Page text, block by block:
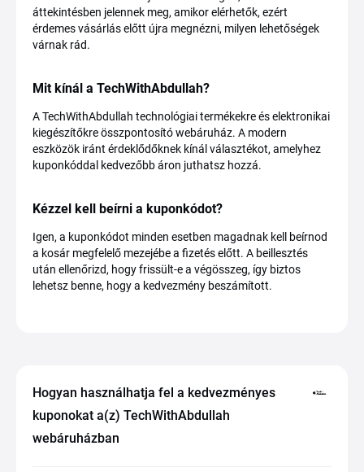
áttekintésben jelennek meg, amikor elérhetők, ezért
érdemes vásárlás előtt újra megnézni, milyen lehetőségek
várnak rád.
Mit kínál a TechWithAbdullah?
A TechWithAbdullah technológiai termékekre és elektronikai
kiegészítőkre összpontosító webáruház. A modern
eszközök iránt érdeklődőknek kínál választékot, amelyhez
kuponkóddal kedvezőbb áron juthatsz hozzá.
Kézzel kell beírni a kuponkódot?
Igen, a kuponkódot minden esetben magadnak kell beírnod
a kosár megfelelő mezejébe a fizetés előtt. A beillesztés
után ellenőrizd, hogy frissült-e a végösszeg, így biztos
lehetsz benne, hogy a kedvezmény beszámított.
Hogyan használhatja fel a kedvezményes
kuponokat a(z) TechWithAbdullah
webáruházban